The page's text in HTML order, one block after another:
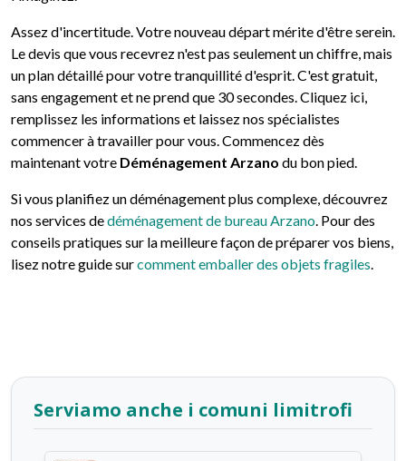
Assez d'incertitude. Votre nouveau départ mérite d'être serein.
Le devis que vous recevrez n'est pas seulement un chiffre, mais
un plan détaillé pour votre tranquillité d'esprit. C'est gratuit,
sans engagement et ne prend que 30 secondes. Cliquez ici,
remplissez les informations et laissez nos spécialistes
commencer à travailler pour vous. Commencez dès
maintenant votre Déménagement Arzano du bon pied.
Si vous planifiez un déménagement plus complexe, découvrez
nos services dedéménagement de bureau Arzano. Pour des
conseils pratiques sur la meilleure façon de préparer vos biens,
lisez notre guide surcomment emballer des objets fragiles.
Serviamo anche i comuni limitrofi